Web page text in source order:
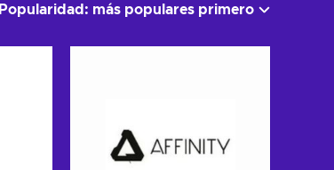
Popularidad: más populares primero